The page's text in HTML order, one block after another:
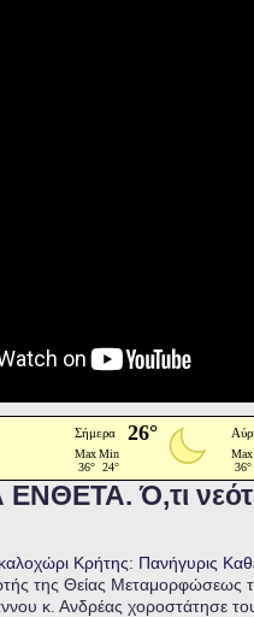
Ό,τι
Κρήτης: Πανήγυρις
της Θείας Μεταμορφώσεως
κ. Ανδρέας χοροστάτησε